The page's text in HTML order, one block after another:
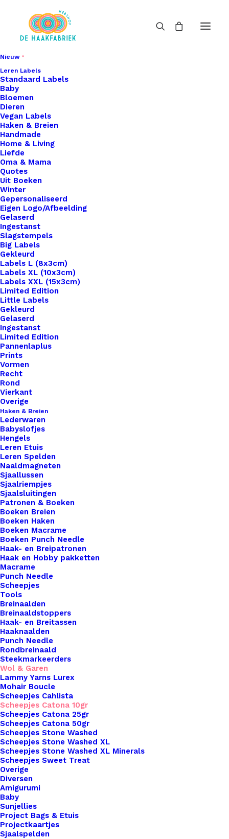
Nieuw
Leren Labels
Standaard Labels
Baby
Bloemen
Dieren
Vegan Labels
Haken & Breien
Handmade
Home & Living
Liefde
Oma & Mama
Quotes
Uit Boeken
Winter
Gepersonaliseerd
Eigen Logo/Afbeelding
Gelaserd
Ingestanst
Slagstempels
Big Labels
Gekleurd
Labels L (8x3cm)
Labels XL (10x3cm)
Labels XXL (15x3cm)
Limited Edition
Little Labels
Gekleurd
Gelaserd
Ingestanst
Limited Edition
Pannenlaplus
Prints
Vormen
Recht
Rond
Vierkant
Overige
Haken & Breien
Lederwaren
Babyslofjes
Hengels
Leren Etuis
Leren Spelden
Naaldmagneten
Sjaallussen
Sjaalriempjes
Sjaalsluitingen
Patronen & Boeken
Boeken Breien
Boeken Haken
Boeken Macrame
Boeken Punch Needle
Haak- en Breipatronen
Haak en Hobby pakketten
Macrame
Punch Needle
Scheepjes
Tools
Breinaalden
Breinaaldstoppers
Haak- en Breitassen
Haaknaalden
Punch Needle
Rondbreinaald
Steekmarkeerders
Wol & Garen
Lammy Yarns Lurex
Mohair Boucle
Scheepjes Cahlista
Scheepjes Catona 10gr
Scheepjes Catona 25gr
Scheepjes Catona 50gr
Scheepjes Stone Washed
Scheepjes Stone Washed XL
Scheepjes Stone Washed XL Minerals
Scheepjes Sweet Treat
Overige
Diversen
Amigurumi
Baby
Sunjellies
Project Bags & Etuis
Projectkaartjes
Sjaalspelden
Home
Haken & Breien
Scheepjes Catona 10 Gram Kleur 101
Scheepjes Catona 10
Gram Kleur 101
€
Catona is een 100% gemerceriseerde katoenen
garen. Geschikt om mee te haken, te breien, voor
bijvoorbeeld mochila tassen en amigurumi haken.
Naaldgebruik 2,5 – 3,5.
Ontvang een melding als dit product weer op
voorraad is
Uitverkocht
Toevoegen aan verlanglijst
Artikelnummer
Categorie
Naalddikte
Kleur
Binnen 1-3 werkdagen verzonden
Veilig betalen
Unieke en kwaliteitsproducten
Overzicht
Nog meer leuks!